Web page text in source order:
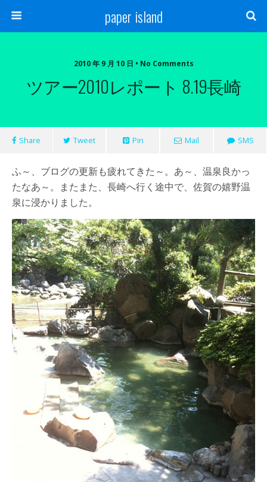
paper island
2010 年 9 月 10 日 • No Comments
ツアー2010レポート 8.19長崎
Share Tweet Pin Mail SMS
ふ～、ブログの更新も疲れてきた～。あ～、温泉良かっ
たなあ～。またまた、長崎へ行く途中で、佐賀の嬉野温
泉に浸かりました。